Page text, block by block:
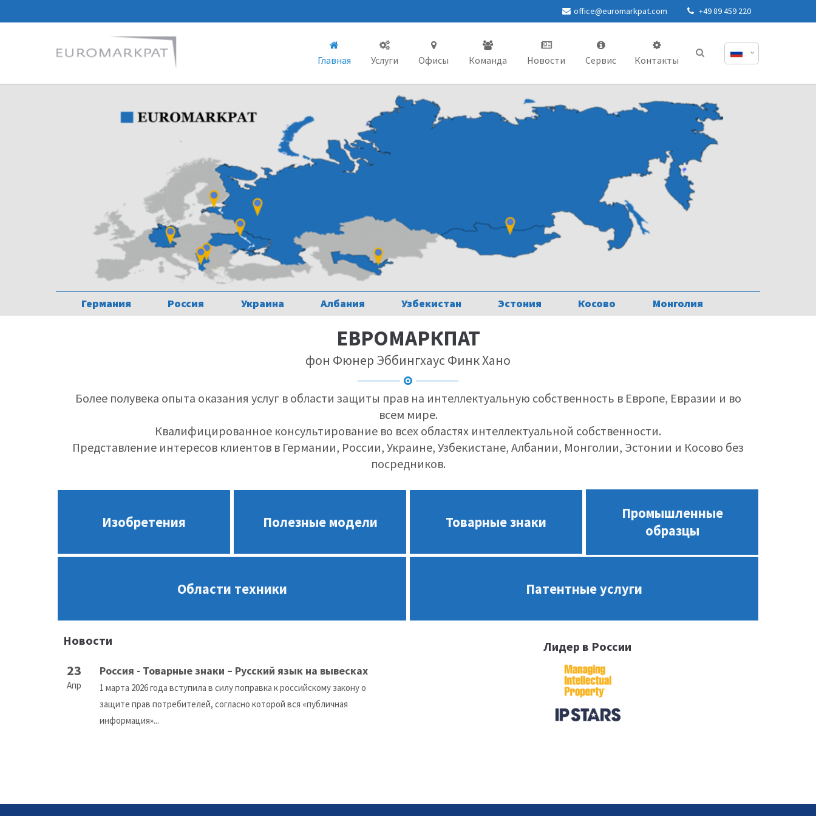
+49 89 459 220
office@euromarkpat.com
Главная Услуги Oфисы Команда Новости Сервис Контакты
Германия Россия Украина Албания Узбекистан Эстония Косово Монголия
ЕВРОМАРКПАТ
фон Фюнер Эббингхаус Финк Хано
Более полувека опыта оказания услуг в области защиты прав на интеллектуальную собственность в Европе, Евразии и во
всем мире.
Квалифицированное консультирование во всех областях интеллектуальной собственности.
Представление интересов клиентов в Германии, России, Украине, Узбекистане, Албании, Монголии, Эстонии и Косово без
посредников.
Изобретения Полезные модели Товарные знаки
Промышленные
образцы
Области техники Патентные услуги
Новости
23
Апр
Россия - Товарные знаки – Русский язык на вывесках
1 марта 2026 года вступила в силу поправка к российскому закону о
защите прав потребителей, согласно которой вся «публичная
информация»...
Лидер в России